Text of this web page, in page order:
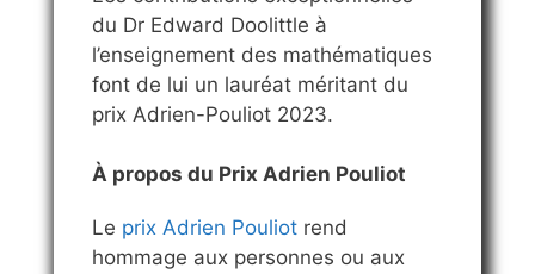
du Dr Edward Doolittle à
l’enseignement des mathématiques
font de lui un lauréat méritant du
prix Adrien-Pouliot 2023.
À propos du Prix Adrien Pouliot
Le prix Adrien Pouliot rend
hommage aux personnes ou aux